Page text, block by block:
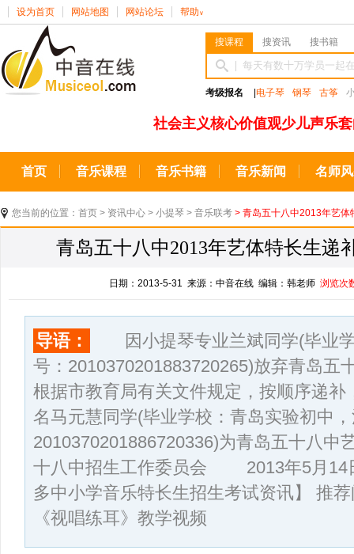
设为首页 网站地图 网站论坛 帮助 ∨
搜课程 搜资讯 搜书籍
考级报名 电子琴 钢琴 古筝
社会主义核心价值观少儿声乐
首页 音乐课程 音乐书籍 音乐新闻 名师
您当前的位置： 首页 > 资讯中心 > 小提琴 > 音乐联考 > 青岛五十八中2013年艺体
青岛五十八中2013年艺体特长生递
日期：2013-5-31 来源：中音在线 编辑：韩老师浏览次
导语：
因小提琴专业兰斌同学(毕业学
号：2010370201883720265)放弃青岛五
根据市教育局有关文件规定，按顺序递补
名马元慧同学(毕业学校：青岛实验初中
2010370201886720336)为青岛五十
十八中招生工作委员会 2013年5月14
多中小学音乐特长生招生考试资讯】 推
《视唱练耳》教学视频